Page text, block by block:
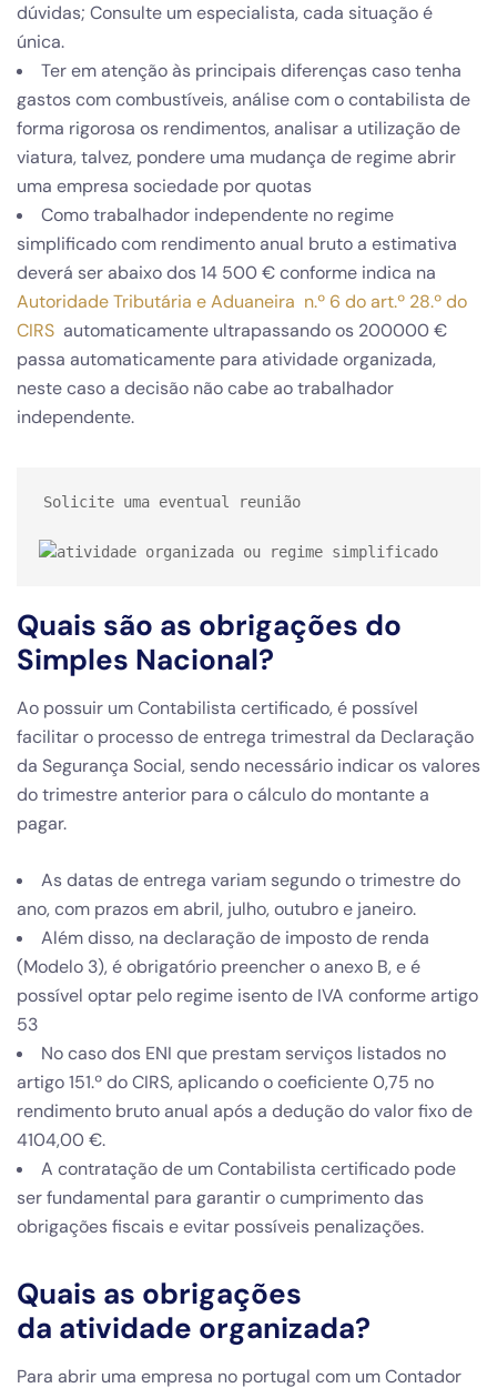
dúvidas; Consulte um especialista, cada situação é
única.
Ter em atenção às principais diferenças caso tenha
gastos com combustíveis, análise com o contabilista de
forma rigorosa os rendimentos, analisar a utilização de
viatura, talvez, pondere uma mudança de regime abrir
uma empresa sociedade por quotas
Como trabalhador independente no regime
simplificado com rendimento anual bruto a estimativa
deverá ser abaixo dos 14 500 € conforme indica na
Autoridade Tributária e Aduaneira n.º 6 do art.º 28.º do
CIRS automaticamente ultrapassando os 200000 €
passa automaticamente para atividade organizada,
neste caso a decisão não cabe ao trabalhador
independente.
Solicite uma eventual reunião
Quais são as obrigações do
Simples Nacional?
Ao possuir um Contabilista certificado, é possível
facilitar o processo de entrega trimestral da Declaração
da Segurança Social, sendo necessário indicar os valores
do trimestre anterior para o cálculo do montante a
pagar.
As datas de entrega variam segundo o trimestre do
ano, com prazos em abril, julho, outubro e janeiro.
Além disso, na declaração de imposto de renda
(Modelo 3), é obrigatório preencher o anexo B, e é
possível optar pelo regime isento de IVA conforme artigo
53
No caso dos ENI que prestam serviços listados no
artigo 151.º do CIRS, aplicando o coeficiente 0,75 no
rendimento bruto anual após a dedução do valor fixo de
4104,00 €.
A contratação de um Contabilista certificado pode
ser fundamental para garantir o cumprimento das
obrigações fiscais e evitar possíveis penalizações.
Quais as obrigações
da atividade organizada?
Para abrir uma empresa no portugal com um Contador